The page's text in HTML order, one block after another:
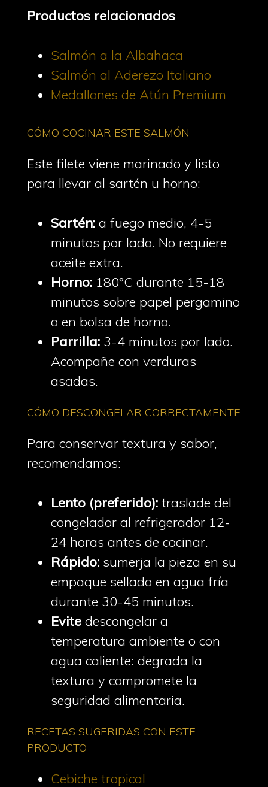
Productos relacionados
Salmón a la Albahaca
Salmón al Aderezo Italiano
Medallones de Atún Premium
CÓMO COCINAR ESTE SALMÓN
Este filete viene marinado y listo
para llevar al sartén u horno:
Sartén: a fuego medio, 4-5
minutos por lado. No requiere
aceite extra.
Horno: 180°C durante 15-18
minutos sobre papel pergamino
o en bolsa de horno.
Parrilla: 3-4 minutos por lado.
Acompañe con verduras
asadas.
CÓMO DESCONGELAR CORRECTAMENTE
Para conservar textura y sabor,
recomendamos:
Lento (preferido): traslade del
congelador al refrigerador 12-
24 horas antes de cocinar.
Rápido: sumerja la pieza en su
empaque sellado en agua fría
durante 30-45 minutos.
Evite descongelar a
temperatura ambiente o con
agua caliente: degrada la
textura y compromete la
seguridad alimentaria.
RECETAS SUGERIDAS CON ESTE
PRODUCTO
Cebiche tropical